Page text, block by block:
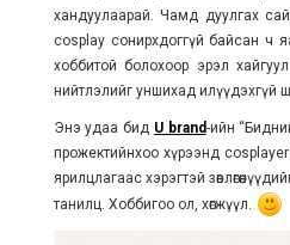
хандуулаарай. Чамд дуулгах
cosplay сонирхдоггүй байсан ч
хоббитой болохоор эрэл
нийтлэлийг уншихад илүүдэхгүй
Энэ удаа бид U brand-ийн
прожектийнхоо хүрээнд cosplayer
ярилцлагаас хэрэгтэй
танилц. Хоббигоо ол, хөгжүүл.